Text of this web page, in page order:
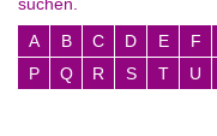
A
B C D E F
P
Q R S T U